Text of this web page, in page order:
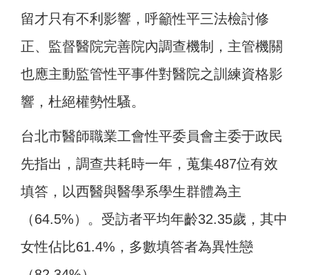
留才只有不利影響，呼籲性平三法檢討修
正、監督醫院完善院內調查機制，主管機關
也應主動監管性平事件對醫院之訓練資格影
響，杜絕權勢性騷。
台北市醫師職業工會性平委員會主委于政民
先指出，調查共耗時一年，蒐集487位有效
填答，以西醫與醫學系學生群體為主
（64.5%）。受訪者平均年齡32.35歲，其中
女性佔比61.4%，多數填答者為異性戀